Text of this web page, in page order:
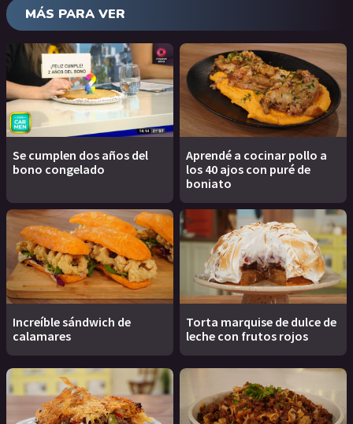
MÁS PARA VER
Se cumplen dos años del
bono congelado
Aprendé a cocinar pollo a
los 40 ajos con puré de
boniato
Increíble sándwich de
calamares
Torta marquise de dulce de
leche con frutos rojos